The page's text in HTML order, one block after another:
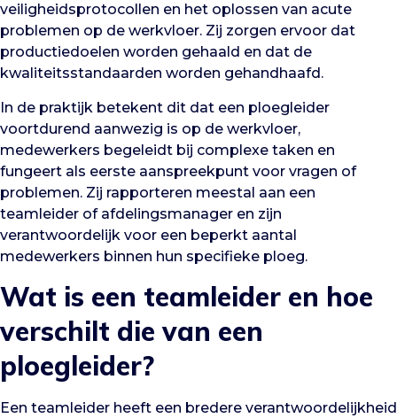
veiligheidsprotocollen en het oplossen van acute
problemen op de werkvloer. Zij zorgen ervoor dat
productiedoelen worden gehaald en dat de
kwaliteitsstandaarden worden gehandhaafd.
In de praktijk betekent dit dat een ploegleider
voortdurend aanwezig is op de werkvloer,
medewerkers begeleidt bij complexe taken en
fungeert als eerste aanspreekpunt voor vragen of
problemen. Zij rapporteren meestal aan een
teamleider of afdelingsmanager en zijn
verantwoordelijk voor een beperkt aantal
medewerkers binnen hun specifieke ploeg.
Wat is een teamleider en hoe
verschilt die van een
ploegleider?
Een teamleider heeft een bredere verantwoordelijkheid